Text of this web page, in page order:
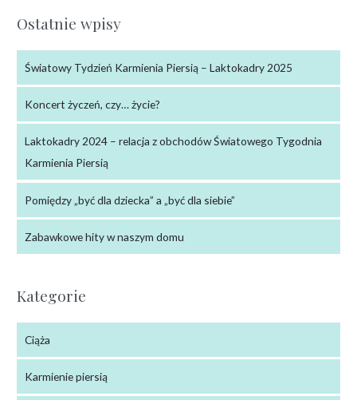
Ostatnie wpisy
Światowy Tydzień Karmienia Piersią – Laktokadry 2025
Koncert życzeń, czy… życie?
Laktokadry 2024 – relacja z obchodów Światowego Tygodnia
Karmienia Piersią
Pomiędzy „być dla dziecka” a „być dla siebie”
Zabawkowe hity w naszym domu
Kategorie
Ciąża
Karmienie piersią